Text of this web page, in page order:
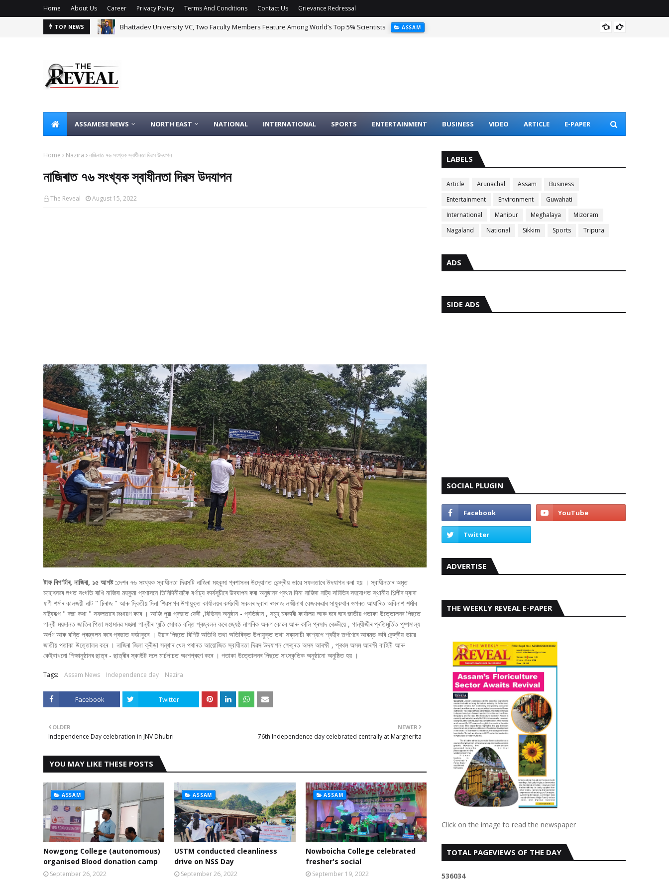
Home About Us Career Privacy Policy Terms And Conditions Contact Us Grievance Redressal
TOP NEWS Bhattadev University VC, Two Faculty Members Feature Among World’s Top 5% Scientists ASSAM
ASSAMESE NEWS NORTH EAST NATIONAL INTERNATIONAL SPORTS ENTERTAINMENT BUSINESS VIDEO ARTICLE E-PAPER
Home Nazira নাজিৰাত ৭৬ সংখ্যক স্বাধীনতা দিৱস উদযাপন
নাজিৰাত ৭৬ সংখ্যক স্বাধীনতা দিৱস উদযাপন
The Reveal August 15, 2022
ষ্টাফ ৰিপ'ৰ্টাৰ, নাজিৰা, ১৫ আগষ্ট :দেশৰ ৭৬ সংখ্যক স্বাধীনতা দিৱসটি নাজিৰা মহকুমা প্ৰশাসনৰ উদ্যোগত কেন্দ্ৰীয় ভাৱে সফলতাৰে উদযাপন কৰা হয় । স্বাধীনতাৰ অমৃত
মহোৎসৱৰ লগত সংগতি ৰাখি নাজিৰা মহকুমা প্ৰশাসনে তিনিদিনীয়াকৈ বৰ্ণাঢ্য কাৰ্যসূচীৰে উদযাপন কৰা অনুষ্ঠানৰ প্ৰথম দিনা নাজিৰা নাট্য সমিতিৰ সহযোগত স্থানীয় শিল্পীৰ দ্বাৰা
ফণী শৰ্মাৰ কালজয়ী নাট " চিৰাজ " আৰু দ্বিতীয় দিনা শিৱসাগৰ উপায়ুক্ত কাৰ্যালয়ৰ কৰ্মচাৰী সকলৰ দ্বাৰা ৰসৰাজ লক্ষ্মীনাথ বেজবৰুৱাৰ সাধুকথাৰ ওপৰত আধাৰিত অবিনাশ শৰ্মাৰ
নাট্যৰূপ " ৰজা কথা " সফলতাৰে মঞ্চায়ণ কৰে । আজি পুৱা প্ৰভাত ফেৰী ,বিভিন্ন অনুষ্ঠান - প্ৰতিষ্ঠান , সমূহ চৰকাৰী কাৰ্যালয় আৰু ঘৰে ঘৰে জাতীয় পতাকা উত্তোলনৰ পিছতে
গান্ধী ময়দানত জাতিৰ পিতা মহামানৱ মহাত্মা গান্ধীৰ স্মৃতি সৌধত বন্তি প্ৰজ্বলন কৰে জ্যেষ্ঠ নাগৰিক অৰুণ কোৱৰ আৰু কালি প্ৰসাদ ৰেড্ডীয়ে , গান্ধীজীৰ প্ৰতিমূৰ্তিত পুষ্পমাল্য
অৰ্পণ আৰু বন্তি প্ৰজ্বলন কৰে প্ৰভাত বৰঠাকুৰে । ইয়াৰ পিছতে বিশিষ্ট অতিথি তথা অতিৰিক্ত উপায়ুক্ত তথা সব্যসাচী কাশ্যপে শ্বহীদ তৰ্পণেৰে আৰম্ভ কৰি কেন্দ্ৰীয় ভাৱে
জাতীয় পতাকা উত্তোলন কৰে । নাজিৰা জিলা ক্ৰীড়া সন্থাৰ খেল পথাৰত আয়োজিত স্বাধীনতা দিৱস উদযাপন ক্ষেত্ৰত অসম আৰক্ষী , প্ৰথম অসম আৰক্ষী বাহিনী আৰু
কেইবাখনো শিক্ষানুষ্ঠানৰ ছাত্ৰ - ছাত্ৰীৰ স্কাউট দলে মাৰ্চপাচত অংশগ্ৰহণ কৰে । পতাকা উত্তোলনৰ পিছতে সাংস্কৃতিক অনুষ্ঠানো অনুষ্ঠিত হয় ।
Tags: Assam News Independence day Nazira
Facebook Twitter
NEWER
76th Independence day celebrated centrally at Margherita
OLDER
Independence Day celebration in JNV Dhubri
YOU MAY LIKE THESE POSTS
ASSAM
Nowgong College (autonomous)
organised Blood donation camp
September 26, 2022
ASSAM
USTM conducted cleanliness
drive on NSS Day
September 26, 2022
ASSAM
Nowboicha College celebrated
fresher's social
September 19, 2022
LABELS
Article Arunachal Assam
Business
Entertainment
Environment
Guwahati
International
Manipur Meghalaya
Mizoram
Nagaland
National Sikkim Sports Tripura
ADS
SIDE ADS
SOCIAL PLUGIN
ADVERTISE
THE WEEKLY REVEAL E-PAPER
Click on the image to read the newspaper
TOTAL PAGEVIEWS OF THE DAY
536034